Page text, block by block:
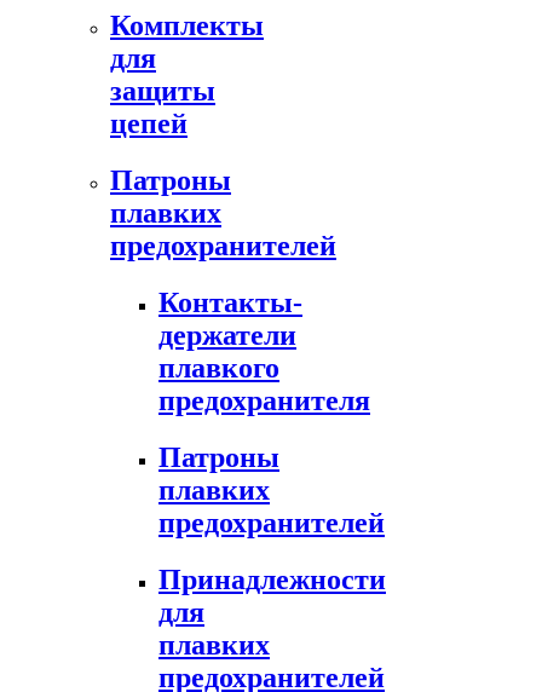
Комплекты
для
защиты
цепей
Патроны
плавких
предохранителей
Контакты-
держатели
плавкого
предохранителя
Патроны
плавких
предохранителей
Принадлежности
для
плавких
предохранителей